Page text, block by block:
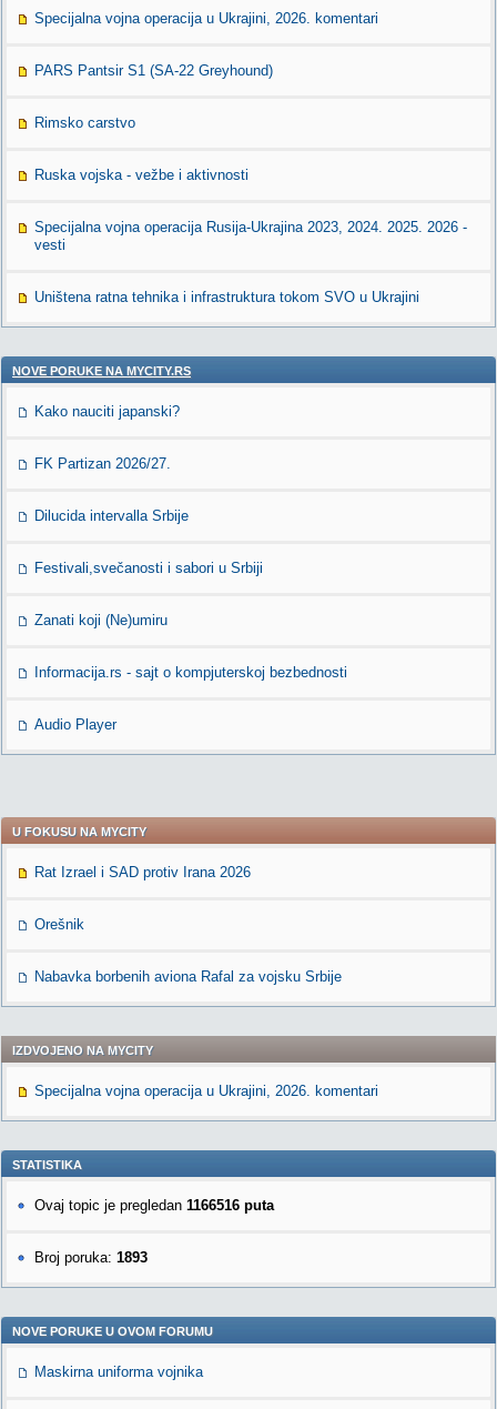
Specijalna vojna operacija u Ukrajini, 2026. komentari
PARS Pantsir S1 (SA-22 Greyhound)
Rimsko carstvo
Ruska vojska - vežbe i aktivnosti
Specijalna vojna operacija Rusija-Ukrajina 2023, 2024. 2025. 2026 -
vesti
Uništena ratna tehnika i infrastruktura tokom SVO u Ukrajini
NOVE PORUKE NA MYCITY.RS
Kako nauciti japanski?
FK Partizan 2026/27.
Dilucida intervalla Srbije
Festivali,svečanosti i sabori u Srbiji
Zanati koji (Ne)umiru
Informacija.rs - sajt o kompjuterskoj bezbednosti
Audio Player
U FOKUSU NA MYCITY
Rat Izrael i SAD protiv Irana 2026
Orešnik
Nabavka borbenih aviona Rafal za vojsku Srbije
IZDVOJENO NA MYCITY
Specijalna vojna operacija u Ukrajini, 2026. komentari
STATISTIKA
Ovaj topic je pregledan 1166516 puta
Broj poruka: 1893
NOVE PORUKE U OVOM FORUMU
Maskirna uniforma vojnika